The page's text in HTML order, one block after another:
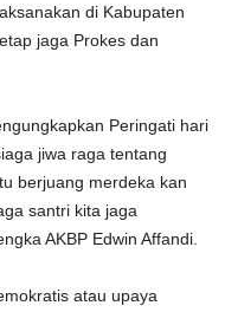
di Kabupaten
jaga Prokes dan
Peringati hari
jiwa raga tentang
berjuang merdeka kan
santri kita jaga
AKBP Edwin Affandi.
atau upaya